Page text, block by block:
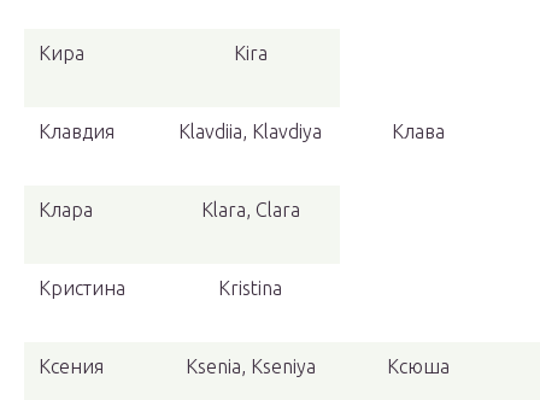
Кира Kira
Клавдия Klavdiia, Klavdiya Клава
Клара Klara, Clara
Кристина Kristina
Ксения Ksenia, Kseniya Ксюша